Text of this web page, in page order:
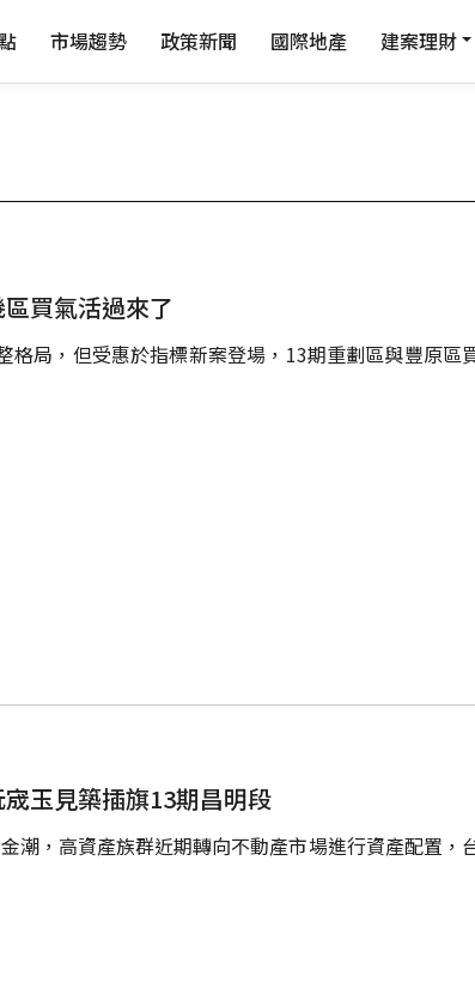
市場趨勢 政策新聞 國際地產 建案理財
買氣活過來了
格局，但受惠於指標新案登場，13期重劃區與豐原區
玉見築插旗13期昌明段
潮，高資產族群近期轉向不動產市場進行資產配置，